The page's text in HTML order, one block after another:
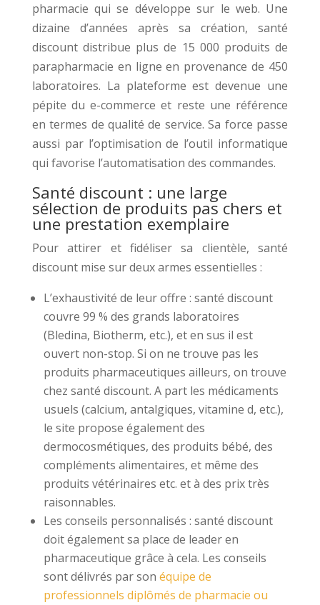
pharmacie qui se développe sur le web. Une
dizaine d’années après sa création, santé
discount distribue plus de 15 000 produits de
parapharmacie en ligne en provenance de 450
laboratoires. La plateforme est devenue une
pépite du e-commerce et reste une référence
en termes de qualité de service. Sa force passe
aussi par l’optimisation de l’outil informatique
qui favorise l’automatisation des commandes.
Santé discount : une large
sélection de produits pas chers et
une prestation exemplaire
Pour attirer et fidéliser sa clientèle, santé
discount mise sur deux armes essentielles :
L’exhaustivité de leur offre : santé discount
couvre 99 % des grands laboratoires
(Bledina, Biotherm, etc.), et en sus il est
ouvert non-stop. Si on ne trouve pas les
produits pharmaceutiques ailleurs, on trouve
chez santé discount. A part les médicaments
usuels (calcium, antalgiques, vitamine d, etc.),
le site propose également des
dermocosmétiques, des produits bébé, des
compléments alimentaires, et même des
produits vétérinaires etc. et à des prix très
raisonnables.
Les conseils personnalisés : santé discount
doit également sa place de leader en
pharmaceutique grâce à cela. Les conseils
sont délivrés par son équipe de
professionnels diplômés de pharmacie ou